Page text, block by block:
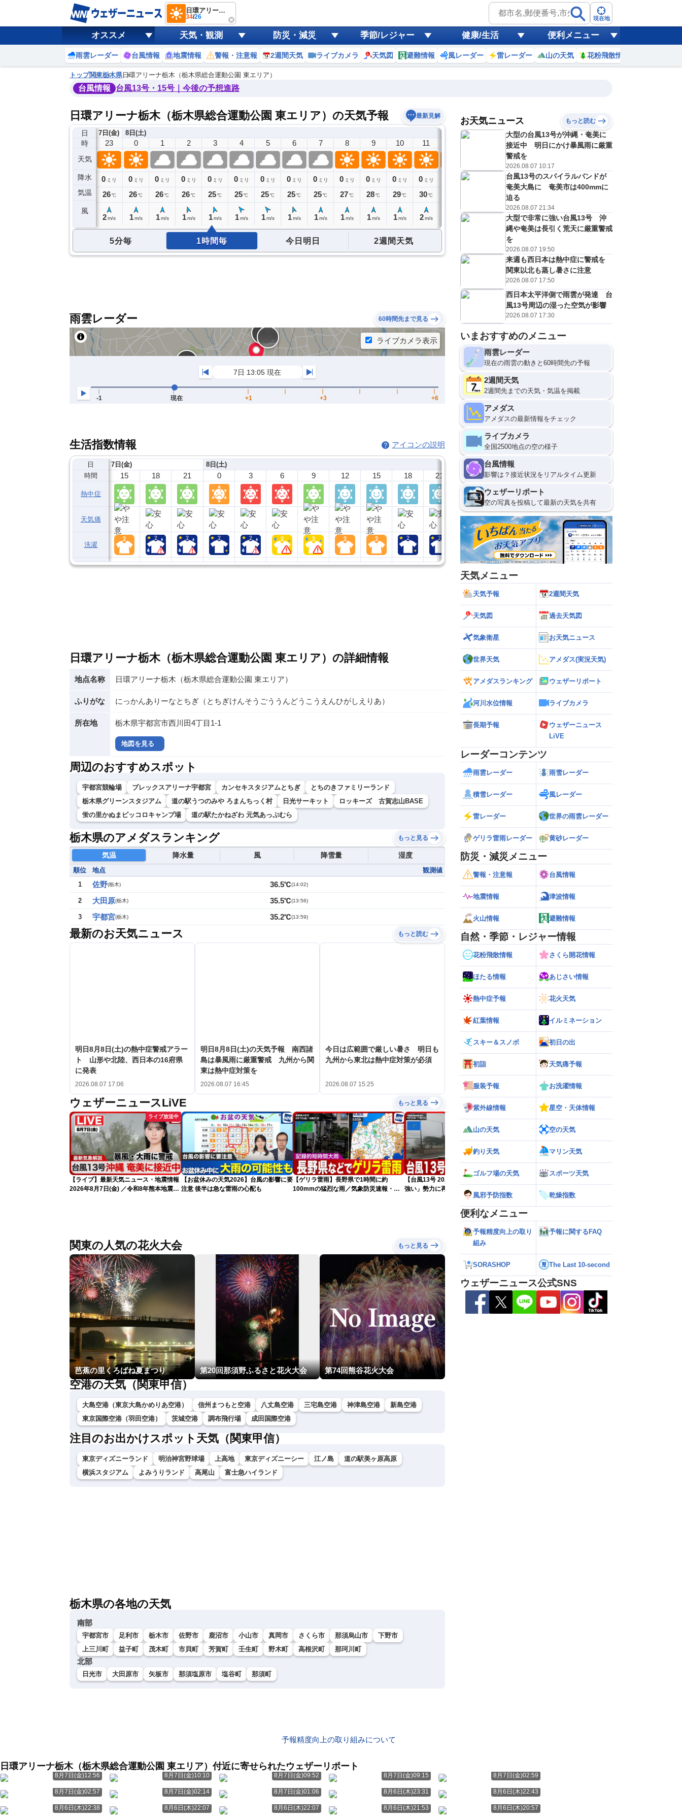
日環アリーナ栃木（栃木県総合運動公園 東エリア）
34/26 現在地
オススメ 天気・観測 防災・減災 季節/レジャー 健康/生活 便利メニュー
雨雲レーダー 台風情報 地震情報 警報・注意報 2週間天気 ライブカメラ 天気図 避難情報 風レーダー 雷レーダー 山の天気 花粉飛散情報
トップ関東栃木県日環アリーナ栃木（栃木県総合運動公園 東エリア）
台風情報 台風13号・15号｜今後の予想進路
日環アリーナ栃木（栃木県総合運動公園 東エリア）の天気予報 最新見解
日
時
天気
降水
気温
風
7日(金)
22
0ミリ
27℃
23
0 ミリ
26 ℃
2m/s
8日(土)
0
0 ミリ
26℃
1 m/s
1
0 ミリ
26℃
1 m/s
2
0 ミリ
26℃
1 m/s
3
0 ミリ
25℃
1 m/s
4
0 ミリ
25℃
1 m/s
5
0 ミリ
25℃
1 m/s
6
0 ミリ
25℃
1 m/s
7
0 ミリ
25℃
1 m/s
8
0 ミリ
27℃
1 m/s
9
0 ミリ
28℃
1 m/s
10
0 ミリ
29℃
1 m/s
11
0 ミリ
30℃
2 m/s
14
ミリ
34℃
m/s
15
0 ミリ
3 m/s
16
0 ミリ
3m/s
17
0 ミリ
3m/s
18
0
3
5分毎 1時間毎 今日明日 2週間天気
雨雲レーダー 60時間先まで見る
生活指数情報 アイコンの説明
日
時間
熱中症
天気痛
洗濯
7日(金)
15 18 21
8日(土)
0 3 6 9 12 15 18 21
9日(日)
0
日環アリーナ栃木（栃木県総合運動公園 東エリア）の詳細情報
地点名称 日環アリーナ栃木（栃木県総合運動公園 東エリア）
ふりがな にっかんありーなとちぎ（とちぎけんそうごううんどうこうえんひがしえりあ）
所在地 栃木県宇都宮市西川田4丁目1-1
地図を見る
周辺のおすすめスポット
宇都宮競輪場 ブレックスアリーナ宇都宮 カンセキスタジアムとちぎ
とちのきファミリーランド
栃木県グリーンスタジアム
道の駅うつのみや ろまんちっく村 日光サーキット
ロッキーズ 古賀志山BASE
蛍の里かぬまピッコロキャンプ場
道の駅たかねざわ 元気あっぷむら
栃木県のアメダスランキング もっと見る
気温 降水量 風 降雪量 湿度
順位 地点
観測値
1
佐野(栃木) 36.5℃(14:02)
2 大田原(栃木) 35.5℃(13:56)
3 宇都宮(栃木) 35.2℃(13:59)
最新のお天気ニュース もっと読む
明日8月8日(土)の熱中症警戒アラー
ト 山形や北陸、西日本の16府県
に発表
2026.08.07 17:06
明日8月8日(土)の天気予報 南西諸
島は暴風雨に厳重警戒 九州から関
東は熱中症対策を
2026.08.07 16:45
今日は広範囲で厳しい暑さ 明日も
九州から東北は熱中症対策が必須
2026.08.07 15:25
ウェザーニュースLiVE もっと見る
ライブ放送中
【ライブ】最新天気ニュース・地震情報
2026年8月7日(金) ／令和8年熊本地震情
【お盆休みの天気2026】台風の影響に要
注意 後半は急な雷雨の心配も
【ゲリラ雷雨】長野県で1時間に約
100mmの猛烈な雨／気象防災速報・記
【台風13号 2026】沖縄付近で「非常に
強い」勢力に再発達 荒天に厳重警戒を
【台風15号 2026】来週は北日本や東日
本に接近する可能性／ウェザーニュース
気象予報士解説（7日16時更新）
関東の人気の花火大会 もっと見る
芭蕉の里くろばね夏まつり 第20回那須野ふるさと花火大会 第74回熊谷花火大会
空港の天気（関東甲信）
大島空港（東京大島かめりあ空港） 信州まつもと空港 八丈島空港 三宅島空港 神津島空港
新島空港
東京国際空港（羽田空港）
茨城空港 調布飛行場 成田国際空港
注目のお出かけスポット天気（関東甲信）
東京ディズニーランド 明治神宮野球場 上高地 東京ディズニーシー 江ノ島
道の駅美ヶ原高原
横浜スタジアム
よみうりランド 高尾山 富士急ハイランド
栃木県の各地の天気
南部
宇都宮市 足利市 栃木市 佐野市 鹿沼市 小山市 真岡市 さくら市 那須烏山市
下野市
上三川町
益子町 茂木町 市貝町 芳賀町 壬生町 野木町 高根沢町 那珂川町
北部
日光市 大田原市 矢板市 那須塩原市 塩谷町 那須町
お天気ニュース もっと読む
大型の台風13号が沖縄・奄美に
接近中 明日にかけ暴風雨に厳重
警戒を
2026.08.07 10:17
台風13号のスパイラルバンドが
奄美大島に 奄美市は400mmに
迫る
2026.08.07 21:34
大型で非常に強い台風13号 沖
縄や奄美は長引く荒天に厳重警戒
を
2026.08.07 19:50
来週も西日本は熱中症に警戒を
関東以北も蒸し暑さに注意
2026.08.07 17:50
西日本太平洋側で雨雲が発達 台
風13号周辺の湿った空気が影響
2026.08.07 17:30
いまおすすめのメニュー
雨雲レーダー
現在の雨雲の動きと60時間先の予報
2週間天気
2週間先までの天気・気温を掲載
アメダス
アメダスの最新情報をチェック
ライブカメラ
全国2500地点の空の様子
台風情報
影響は？接近状況をリアルタイム更新
ウェザーリポート
空の写真を投稿して最新の天気を共有
天気メニュー
天気予報 2週間天気
天気図 過去天気図
気象衛星 お天気ニュース
世界天気 アメダス(実況天気)
アメダスランキング ウェザーリポート
河川水位情報 ライブカメラ
長期予報
ウェザーニュース
LiVE
レーダーコンテンツ
雨雲レーダー 雨雪レーダー
積雪レーダー 風レーダー
雷レーダー 世界の雨雲レーダー
ゲリラ雷雨レーダー 黄砂レーダー
防災・減災メニュー
警報・注意報 台風情報
地震情報 津波情報
火山情報 避難情報
自然・季節・レジャー情報
花粉飛散情報 さくら開花情報
ほたる情報 あじさい情報
熱中症予報 花火天気
紅葉情報 イルミネーション
スキー＆スノボ 初日の出
初詣 天気痛予報
服装予報 お洗濯情報
紫外線情報 星空・天体情報
山の天気 空の天気
釣り天気 マリン天気
ゴルフ場の天気 スポーツ天気
風邪予防指数 乾燥指数
便利なメニュー
予報精度向上の取り
組み
予報に関するFAQ
SORASHOP The Last 10-second
ウェザーニュース公式SNS
予報精度向上の取り組みについて
日環アリーナ栃木（栃木県総合運動公園 東エリア）付近に寄せられたウェザーリポート
8月7日(金)12:56 8月7日(金)10:10 8月7日(金)09:52 8月7日(金)09:15 8月7日(金)02:59
8月7日(金)02:57 8月7日(金)02:14 8月7日(金)01:06 8月6日(木)23:31 8月6日(木)22:43
8月6日(木)22:38 8月6日(木)22:07 8月6日(木)22:07 8月6日(木)21:53 8月6日(木)20:57